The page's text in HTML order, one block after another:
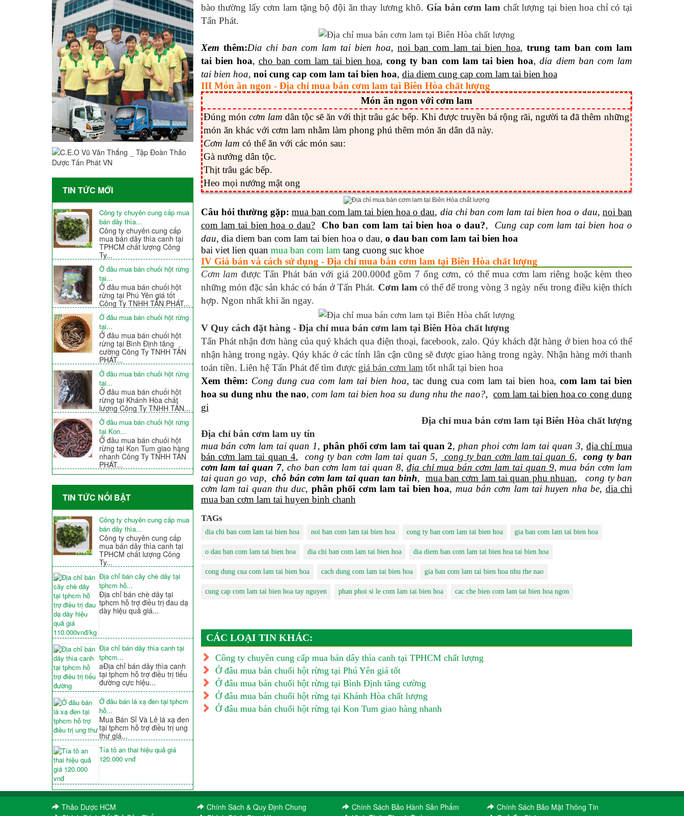
TIN TỨC MỚI
Công ty chuyên cung cấp mua
bán dây thìa...
Công ty chuyên cung cấp
mua bán dây thìa canh tại
TPHCM chất lượng Công
Ty...
Ở đâu mua bán chuối hột rừng
tại...
Ở đâu mua bán chuối hột
rừng tại Phú Yên giá tốt
Công Ty TNHH TẤN PHÁT...
Ở đâu mua bán chuối hột rừng
tại...
Ở đâu mua bán chuối hột
rừng tại Bình Định tăng
cường Công Ty TNHH TẤN
PHÁT...
Ở đâu mua bán chuối hột rừng
tại...
Ở đâu mua bán chuối hột
rừng tại Khánh Hòa chất
lượng Công Ty TNHH TẤN...
Ở đâu mua bán chuối hột rừng
tại Kon...
Ở đâu mua bán chuối hột
rừng tại Kon Tum giao hàng
nhanh Công Ty TNHH TẤN
PHÁT...
TIN TỨC NỐI BẬT
Công ty chuyên cung cấp mua
bán dây thìa...
Công ty chuyên cung cấp
mua bán dây thìa canh tại
TPHCM chất lượng Công
Ty...
Địa chỉ bán cây chè dây tại
tphcm hỗ...
Địa chỉ bán chè dây tại
tphcm hỗ trợ điều trị đau dạ
dày hiệu quả giá...
Địa chỉ bán dây thìa canh tại
tphcm...
aĐịa chỉ bán dây thìa canh
tại tphcm hỗ trợ điều trị tiểu
đường cực hiệu...
Ở đâu bán lá xạ đen tại tphcm
hỗ...
Mua Bán Sỉ Và Lẻ lá xạ đen
tại tphcm hỗ trợ điều trị ung
thư giá...
Tía tô an thai hiệu quả giá
120.000 vnđ
bào thường lấy cơm lam tặng bộ đội ăn thay lương khô. Gía bán cơm lamchất lượng tại bien hoa chỉ có tại
Tấn Phát.
Xem thêm:Dia chi ban com lam tai bien hoa, noi ban com lam tai bien hoa, trung tam ban com lam
tai bien hoa, cho ban com lam tai bien hoa,cong ty ban com lam tai bien hoa,dia diem ban com lam
tai bien hoa, noi cung cap com lam tai bien hoa, dia diem cung cap com lam tai bien hoa
III Món ăn ngon - Địa chỉ mua bán cơm lam tại Biên Hòa chất lượng
Món ăn ngon với cơm lam
Đúng món cơm lam dân tộc sẽ ăn với thịt trâu gác bếp. Khi được truyền bá rộng rãi, người ta đã thêm những
món ăn khác với cơm lam nhằm làm phong phú thêm món ăn dân dã này.
Cơm lam có thể ăn với các món sau:
Gà nướng dân tộc.
Thịt trâu gác bếp.
Heo mọi nướng mật ong
Câu hỏi thường gặp: mua ban com lam tai bien hoa o dau, dia chi ban com lam tai bien hoa o dau, noi ban
com lam tai bien hoa o dau?
Cho ban com lam tai bien hoa o dau?, Cung cap com lam tai bien hoa o
dau, dia diem ban com lam tai bien hoa o dau, o dau ban com lam tai bien hoa
bai viet lien quan mua ban com lamtang cuong suc khoe
IV Giá bán và cách sử dụng - Địa chỉ mua bán cơm lam tại Biên Hòa chất lượng
Cơm lam được Tấn Phát bán với giá 200.000đ gồm 7 ống cơm, có thể mua cơm lam riêng hoặc kèm theo
những món đặc sản khác có bán ở Tấn Phát. Cơm lamcó thể để trong vòng 3 ngày nếu trong điều kiện thích
hợp. Ngon nhất khi ăn ngay.
V Quy cách đặt hàng - Địa chỉ mua bán cơm lam tại Biên Hòa chất lượng
Tấn Phát nhận đơn hàng của quý khách qua điện thoại, facebook, zalo. Qúy khách đặt hàng ở bien hoa có thể
nhận hàng trong ngày. Qúy khác ở các tỉnh lân cận cũng sẽ được giao hàng trong ngày. Nhận hàng mới thanh
toán tiền. Liên hệ Tấn Phát để tìm được giá bán cơm lam tốt nhất tại bien hoa
Xem thêm: Cong dung cua com lam tai bien hoa, tac dung cua com lam tai bien hoa, com lam tai bien
hoa su dung nhu the nao,com lam tai bien hoa su dung nhu the nao?,com lam tai bien hoa co cong dung
gi
Địa chỉ mua bán cơm lam tại Biên Hòa chất lượng
Địa chỉ bán cơm lam uy tín
mua bán cơm lam tai quan 1, phân phối cơm lam tai quan 2, phan phoi cơm lam tai quan 3, địa chỉ mua
bán cơm lam tai quan 4, cong ty ban cơm lam tai quan 5, cong ty ban cơm lam tai quan 6,
cong ty ban
cơm lam tai quan 7, cho ban cơm lam tai quan 8, địa chỉ mua bán cơm lam tai quan 9, mua bán cơm lam
tai quan go vap,chỗ bán cơm lam tai quan tan binh, mua ban cơm lam tai quan phu nhuan,
cong ty ban
cơm lam tai quan thu duc, phân phối cơm lam tai bien hoa, mua bán cơm lam tai huyen nha be, dia chi
mua ban cơm lam tai huyen binh chanh
TAGs
dia chi ban com lam tai bien hoa noi ban com lam tai bien hoa cong ty ban com lam tai bien hoa gia ban com lam tai bien hoa
o dau ban com lam tai bien hoa dia chi ban com lam tai bien hoa dia diem ban com lam tai bien hoa tai bien hoa
cong dung cua com lam tai bien hoa cach dung com lam tai bien hoa gia ban com lam tai bien hoa nhu the nao
cung cap com lam tai bien hoa tay nguyen phan phoi si le com lam tai bien hoa cac che bien com lam tai bien hoa ngon
CÁC LOẠI TIN KHÁC:
Công ty chuyên cung cấp mua bán dây thìa canh tại TPHCM chất lượng
Ở đâu mua bán chuối hột rừng tại Phú Yên giá tốt
Ở đâu mua bán chuối hột rừng tại Bình Định tăng cường
Ở đâu mua bán chuối hột rừng tại Khánh Hòa chất lượng
Ở đâu mua bán chuối hột rừng tại Kon Tum giao hàng nhanh
Thảo Dược HCM Chính Sách & Quy Định Chung Chính Sách Bảo Hành Sản Phẩm
Chính Sách Bảo Mật Thông Tin